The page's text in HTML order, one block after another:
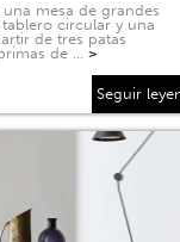
mesa de grandes
circular y una
de tres patas
de … >
Seguir